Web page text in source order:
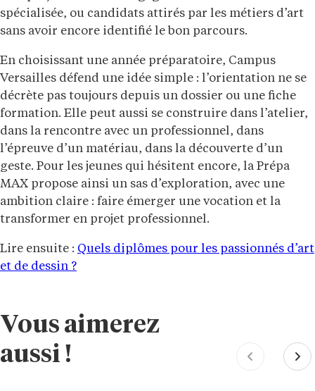
spécialisée, ou candidats attirés par les métiers d’art
sans avoir encore identifié le bon parcours.
En choisissant une année préparatoire, Campus
Versailles défend une idée simple : l’orientation ne se
décrète pas toujours depuis un dossier ou une fiche
formation. Elle peut aussi se construire dans l’atelier,
dans la rencontre avec un professionnel, dans
l’épreuve d’un matériau, dans la découverte d’un
geste. Pour les jeunes qui hésitent encore, la Prépa
MAX propose ainsi un sas d’exploration, avec une
ambition claire : faire émerger une vocation et la
transformer en projet professionnel.
Lire ensuite : Quels diplômes pour les passionnés d’art
et de dessin ?
Vous aimerez
aussi !